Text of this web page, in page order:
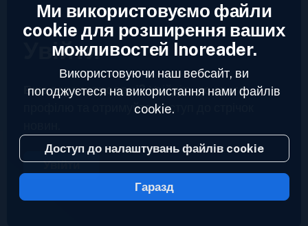
Увійти
Вже зареєстровані?Увійдіть до свого
профілю та отримуйте доступ до стрічок
Увійти
2023 © Inoreader
Ми використовуємо файли
cookie для розширення ваших
можливостей Inoreader.
Використовуючи наш вебсайт, ви
погоджуєтеся на використання нами файлів
cookie.
Доступ до налаштувань файлів cookie
Гаразд